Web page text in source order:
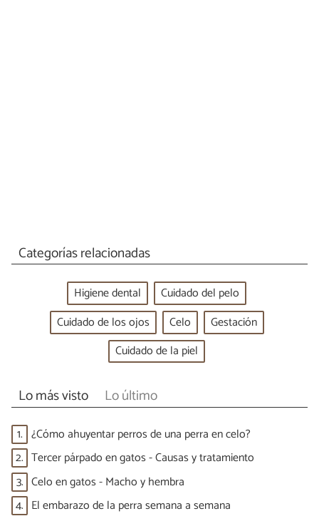
Categorías relacionadas
Higiene dental
Cuidado del pelo
Cuidado de los ojos
Celo
Gestación
Cuidado de la piel
Lo más visto Lo último
1. ¿Cómo ahuyentar perros de una perra en celo?
2. Tercer párpado en gatos - Causas y tratamiento
3. Celo en gatos - Macho y hembra
4. El embarazo de la perra semana a semana